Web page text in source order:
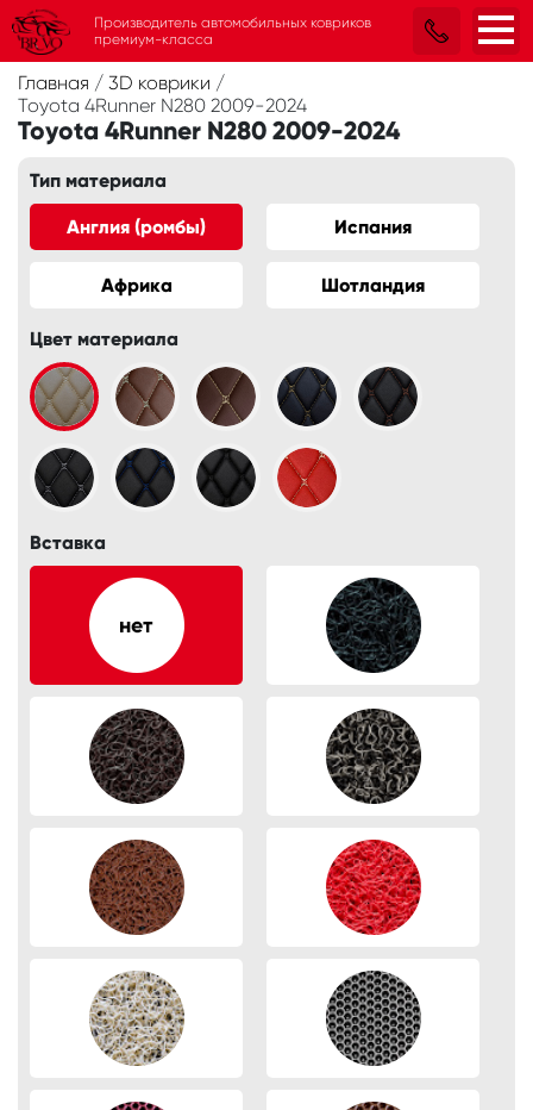
Главная / 3D коврики /
Toyota 4Runner N280 2009-2024
Toyota 4Runner N280 2009-2024
Тип материала
Англия (ромбы) Испания
Африка Шотландия
Цвет материала
Вставка
Производитель автомобильных ковриков
премиум-класса